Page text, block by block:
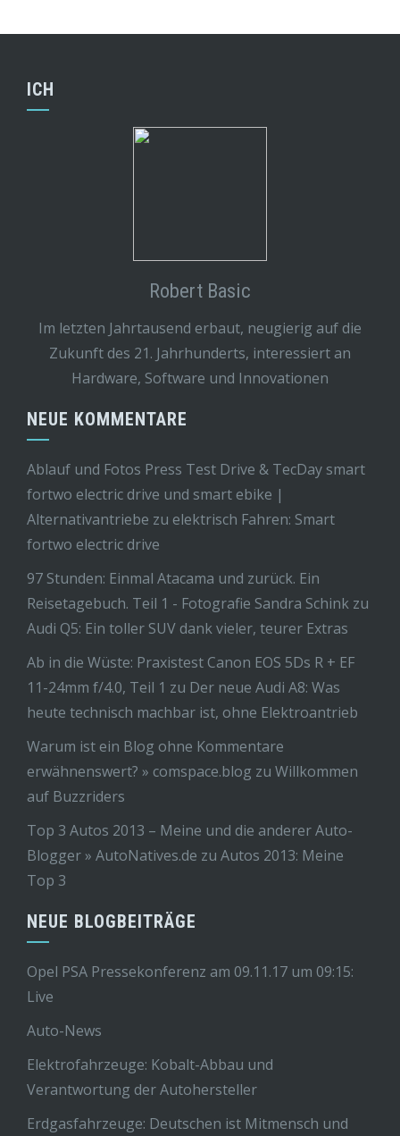
ICH
Robert Basic
Im letzten Jahrtausend erbaut, neugierig auf die
Zukunft des 21. Jahrhunderts, interessiert an
Hardware, Software und Innovationen
NEUE KOMMENTARE
Ablauf und Fotos Press Test Drive & TecDay smart
fortwo electric drive und smart ebike |
Alternativantriebe zu elektrisch Fahren: Smart
fortwo electric drive
97 Stunden: Einmal Atacama und zurück. Ein
Reisetagebuch. Teil 1 - Fotografie Sandra Schink zu
Audi Q5: Ein toller SUV dank vieler, teurer Extras
Ab in die Wüste: Praxistest Canon EOS 5Ds R + EF
11-24mm f/4.0, Teil 1 zu Der neue Audi A8: Was
heute technisch machbar ist, ohne Elektroantrieb
Warum ist ein Blog ohne Kommentare
erwähnenswert? » comspace.blog zu Willkommen
auf Buzzriders
Top 3 Autos 2013 – Meine und die anderer Auto-
Blogger » AutoNatives.de zu Autos 2013: Meine
Top 3
NEUE BLOGBEITRÄGE
Opel PSA Pressekonferenz am 09.11.17 um 09:15:
Live
Auto-News
Elektrofahrzeuge: Kobalt-Abbau und
Verantwortung der Autohersteller
Erdgasfahrzeuge: Deutschen ist Mitmensch und